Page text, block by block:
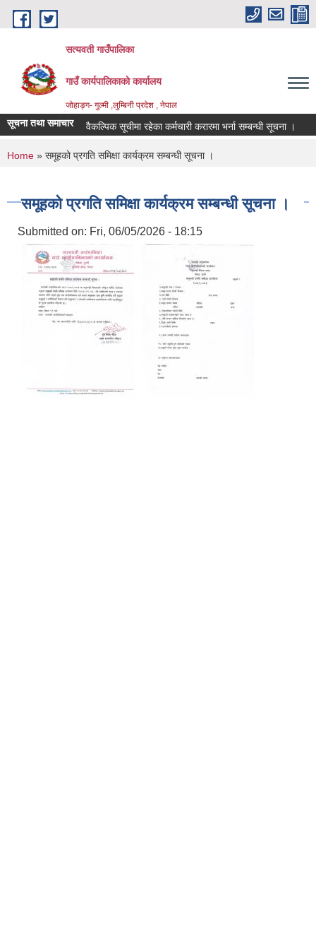
Skip to main content
सत्यवती गाउँपालिका
गाउँ कार्यपालिकाकाे कार्यालय
जाेहाङ्ग- गुल्मी ,लुम्बिनी प्रदेश , नेपाल
सूचना तथा समाचारवैकल्पिक सूचीमा रहेका कर्मचारी करारमा भर्ना सम्बन्धी सूचना ।
You are here
Home » समूहको प्रगति समिक्षा कार्यक्रम सम्बन्धी सूचना ।
समूहको प्रगति समिक्षा कार्यक्रम सम्बन्धी सूचना ।
Submitted on: Fri, 06/05/2026 - 18:15